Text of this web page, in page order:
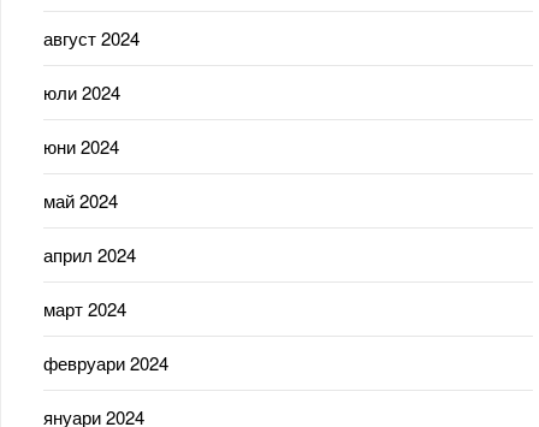
август 2024
юли 2024
юни 2024
май 2024
април 2024
март 2024
февруари 2024
януари 2024